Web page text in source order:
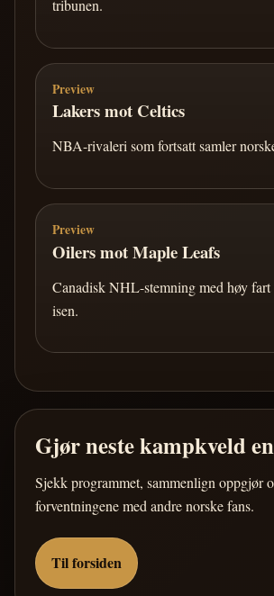
tribunen.
Preview
Lakers mot Celtics
NBA-rivaleri som fortsatt samler
Preview
Oilers mot Maple Leafs
Canadisk NHL-stemning med høy fart
isen.
Gjør neste kampkveld
Sjekk programmet, sammenlign oppgjør
forventningene med andre norske fans.
Til forsiden